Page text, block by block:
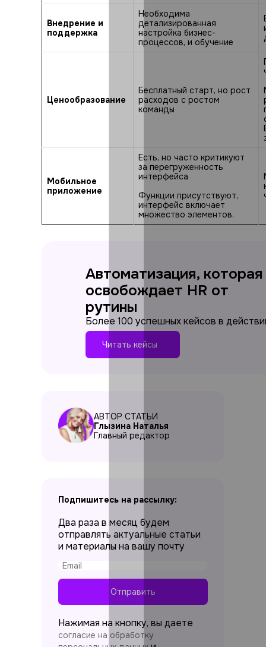
Внедрение и
поддержка
Необходима
детализированная
настройка бизнес-
процессов, и обучение
Ценообразование
Бесплатный старт, но рост
расходов с ростом
команды
Мобильное
приложение
Есть, но часто критикуют
за перегруженность
интерфейса
Функции присутствуют,
интерфейс включает
множество элементов.
Автоматизация, которая
освобождает HR от
рутины
Более 100 успешных кейсов в
Читать кейсы
АВТОР СТАТЬИ
Глызина Наталья
Главный редактор
Подпишитесь на рассылку:
Два раза в месяц будем
отправлять актуальные статьи
и материалы на вашу почту
Отправить
Нажимая на кнопку, вы даете
согласие на обработку